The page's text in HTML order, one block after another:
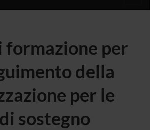
formazione per
della
per le
sostegno